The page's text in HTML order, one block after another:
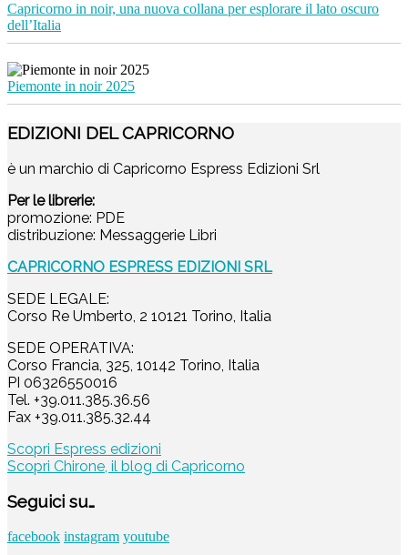
Capricorno in noir, una nuova collana per esplorare il lato oscuro
dell’Italia
Piemonte in noir 2025
EDIZIONI DEL CAPRICORNO
è un marchio di Capricorno Espress Edizioni Srl
Per le librerie:
promozione: PDE
distribuzione: Messaggerie Libri
CAPRICORNO ESPRESS EDIZIONI SRL
SEDE LEGALE:
Corso Re Umberto, 2 10121 Torino, Italia
SEDE OPERATIVA:
Corso Francia, 325, 10142 Torino, Italia
PI 06326550016
Tel. +39.011.385.36.56
Fax +39.011.385.32.44
Scopri Espress edizioni
Scopri Chirone, il blog di Capricorno
Seguici su…
facebook instagram youtube